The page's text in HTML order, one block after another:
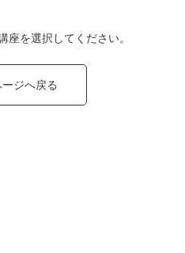
座を選択してください。
ジへ戻る